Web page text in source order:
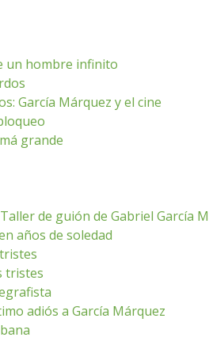
un hombre infinito
García Márquez y el cine
grande
de guión de Gabriel García
años de soledad
tristes
adiós a García Márquez